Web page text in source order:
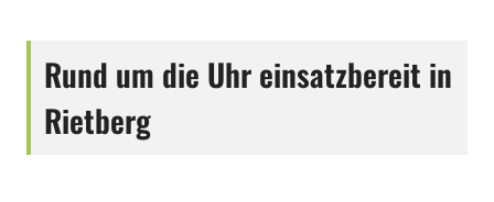
Rund um die Uhr einsatzbereit in
Rietberg